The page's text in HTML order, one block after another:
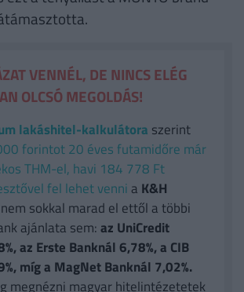
VENNÉL, DE NINCS ELÉG
OLCSÓ MEGOLDÁS!
lakáshitel-kalkulátora szerint
forintot 20 éves futamidőre már
THM-el, havi 184 778 Ft
fel lehet venni a K&H
sokkal marad el ettől a többi
ajánlata sem:az UniCredit
az Erste Banknál 6,78%, a CIB
míg a MagNet Banknál 7,02%.
megnézni magyar hitelintézetetek